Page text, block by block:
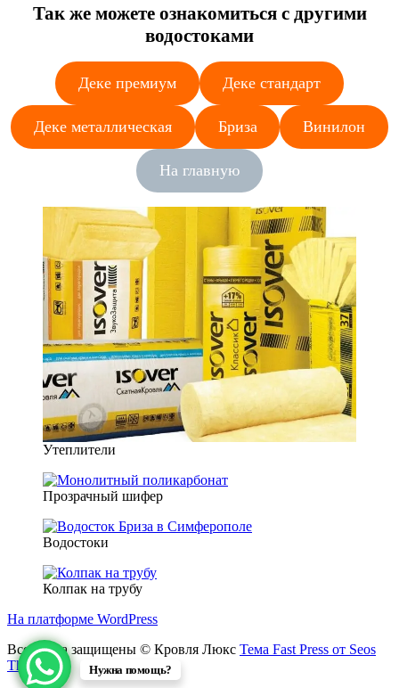
Так же можете ознакомиться с другими
водостоками
Деке премиум Деке стандарт
Деке металлическая Бриза Винилон
На главную
Утеплители
Прозрачный шифер
Водостоки
Колпак на трубу
На платформе WordPress
Все права защищены © Кровля Люкс Тема Fast Press от Seos
Themes
Нужна помощь?